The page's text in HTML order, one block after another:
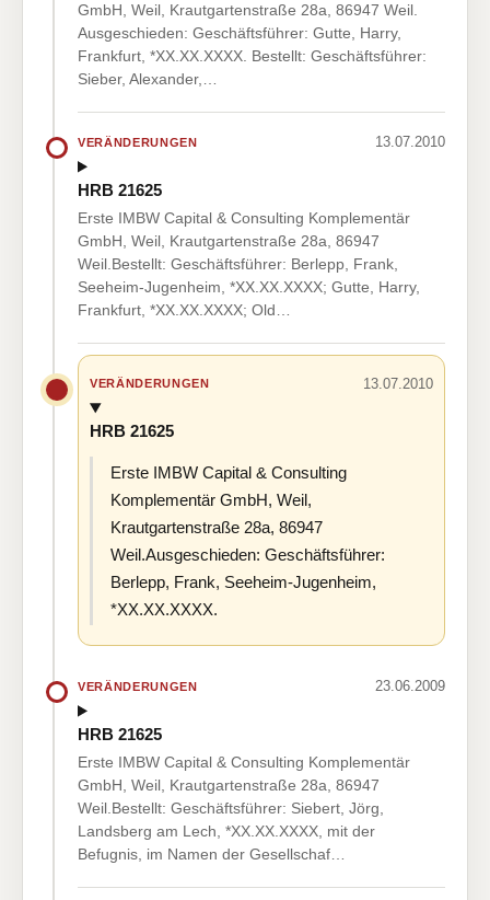
GmbH, Weil, Krautgartenstraße 28a, 86947 Weil.
Ausgeschieden: Geschäftsführer: Gutte, Harry,
Frankfurt, *XX.XX.XXXX. Bestellt: Geschäftsführer:
Sieber, Alexander,…
VERÄNDERUNGEN 13.07.2010
HRB 21625
Erste IMBW Capital & Consulting Komplementär
GmbH, Weil, Krautgartenstraße 28a, 86947
Weil.Bestellt: Geschäftsführer: Berlepp, Frank,
Seeheim-Jugenheim, *XX.XX.XXXX; Gutte, Harry,
Frankfurt, *XX.XX.XXXX; Old…
VERÄNDERUNGEN 13.07.2010
HRB 21625
Erste IMBW Capital & Consulting
Komplementär GmbH, Weil,
Krautgartenstraße 28a, 86947
Weil.Ausgeschieden: Geschäftsführer:
Berlepp, Frank, Seeheim-Jugenheim,
*XX.XX.XXXX.
VERÄNDERUNGEN 23.06.2009
HRB 21625
Erste IMBW Capital & Consulting Komplementär
GmbH, Weil, Krautgartenstraße 28a, 86947
Weil.Bestellt: Geschäftsführer: Siebert, Jörg,
Landsberg am Lech, *XX.XX.XXXX, mit der
Befugnis, im Namen der Gesellschaf…